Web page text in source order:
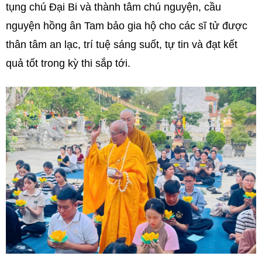
tụng chú Đại Bi và thành tâm chú nguyện, cầu
nguyện hồng ân Tam bảo gia hộ cho các sĩ tử được
thân tâm an lạc, trí tuệ sáng suốt, tự tin và đạt kết
quả tốt trong kỳ thi sắp tới.